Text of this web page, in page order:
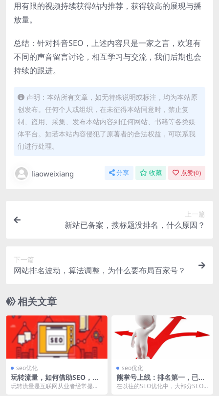
用有限的视频持续获得站内推荐，获得较高的展现与播
放量。
总结：针对抖音SEO，上述内容只是一家之言，欢迎有
不同的声音留言讨论，相互学习与交流，我们后期也会
持续的跟进。
声明：本站所有文章，如无特殊说明或标注，均为本站原
创发布。任何个人或组织，在未征得本站同意时，禁止复
制、盗用、采集、发布本站内容到任何网站、书籍等各类媒
体平台。如若本站内容侵犯了原著者的合法权益，可联系我
们进行处理。
liaoweixiang 分享 收藏 点赞(0)
上一篇
新站已备案，搜标题没排名，什么原因？
下一篇
网站排名波动，算法调整，为什么要布局百家号？
相关文章
seo优化
玩转流量，如何借助SEO，获
取精准流量？
玩转流量是互联网从业者经常提及
seo优化
熊掌号上线：排名第一，已经
不是唯一选择！
在以往的SEO优化中，大部分SEO